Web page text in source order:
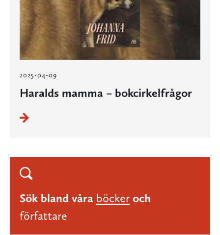
2025-04-09
Haralds mamma – bokcirkelfrågor
Sök bland våra böcker och
författare